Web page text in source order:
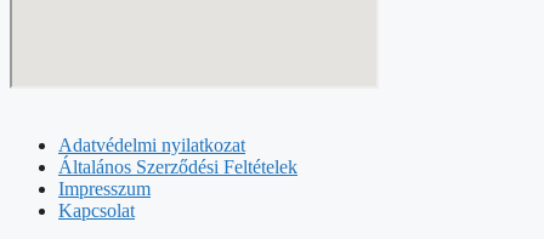
Adatvédelmi nyilatkozat
Általános Szerződési Feltételek
Impresszum
Kapcsolat